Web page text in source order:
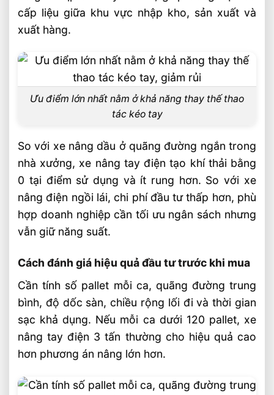
cấp liệu giữa khu vực nhập kho, sản xuất và
xuất hàng.
Ưu điểm lớn nhất nằm ở khả năng thay thế thao
tác kéo tay
So với xe nâng dầu ở quãng đường ngắn trong
nhà xưởng, xe nâng tay điện tạo khí thải bằng
0 tại điểm sử dụng và ít rung hơn. So với xe
nâng điện ngồi lái, chi phí đầu tư thấp hơn, phù
hợp doanh nghiệp cần tối ưu ngân sách nhưng
vẫn giữ năng suất.
Cách đánh giá hiệu quả đầu tư trước khi mua
Cần tính số pallet mỗi ca, quãng đường trung
bình, độ dốc sàn, chiều rộng lối đi và thời gian
sạc khả dụng. Nếu mỗi ca dưới 120 pallet, xe
nâng tay điện 3 tấn thường cho hiệu quả cao
hơn phương án nâng lớn hơn.